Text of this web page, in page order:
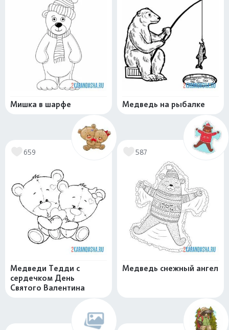
Мишка в шарфе Медведь на рыбалке
659
Медведи Тедди с
сердечком День
Святого Валентина
587
Медведь снежный ангел